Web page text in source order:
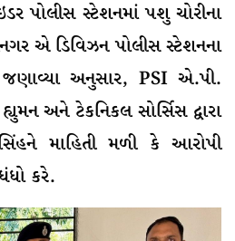
પોલીસ સ્ટેશનમાં પશુ ચોરીના
એ ડિવિઝન પોલીસ સ્ટેશનના
અનુસાર, PSI એ.પી.
અને ટેકનિકલ સોર્સિસ દ્વારા
માહિતી મળી કે આરોપી
કરે.